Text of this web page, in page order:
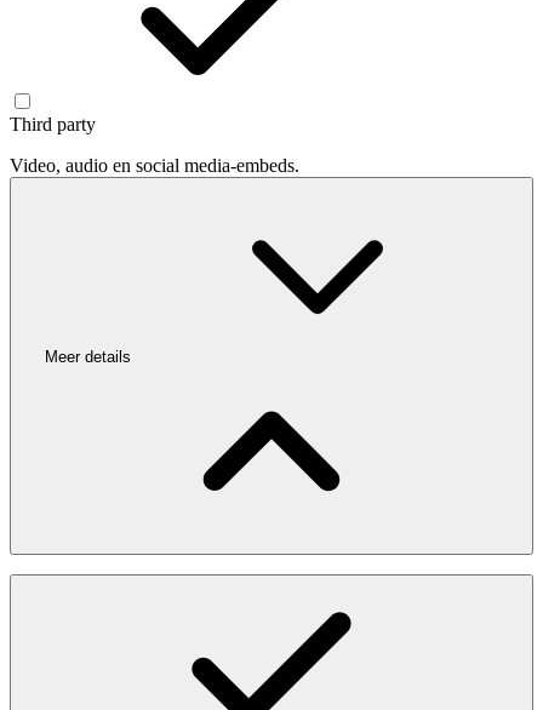
Third party
Video, audio en social media-embeds.
Meer details